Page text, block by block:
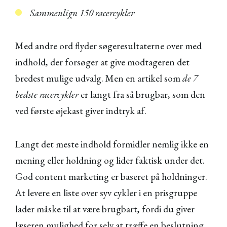
Sammenlign 150 racercykler
Med andre ord flyder søgeresultaterne over med
indhold, der forsøger at give modtageren det
bredest mulige udvalg. Men en artikel somde 7
bedste racercyklerer langt fra så brugbar, som den
ved første øjekast giver indtryk af.
Langt det meste indhold formidler nemlig ikke en
mening eller holdning og lider faktisk under det.
God content marketing er baseret på holdninger.
At levere en liste over syv cykler i en prisgruppe
lader måske til at være brugbart, fordi du giver